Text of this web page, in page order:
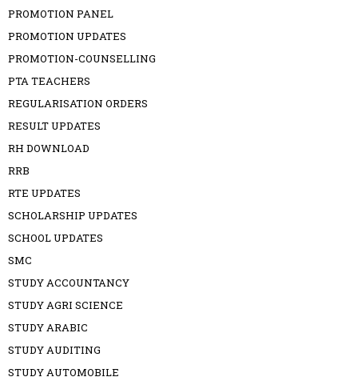
PROMOTION PANEL
PROMOTION UPDATES
PROMOTION-COUNSELLING
PTA TEACHERS
REGULARISATION ORDERS
RESULT UPDATES
RH DOWNLOAD
RRB
RTE UPDATES
SCHOLARSHIP UPDATES
SCHOOL UPDATES
SMC
STUDY ACCOUNTANCY
STUDY AGRI SCIENCE
STUDY ARABIC
STUDY AUDITING
STUDY AUTOMOBILE